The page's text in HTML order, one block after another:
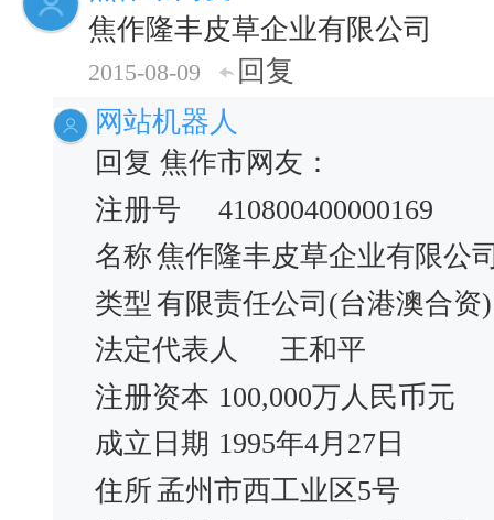
焦作隆丰皮草企业有限公司
2015-08-09
回复
网站机器人
回复 焦作市网友：
注册号
410800400000169
名称焦作隆丰皮草企业有限公
类型 有限责任公司(台港澳合资)
法定代表人
王和平
注册资本 100,000万人民币元
成立日期 1995年4月27日
住所 孟州市西工业区5号